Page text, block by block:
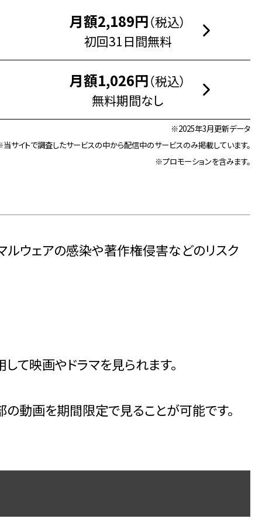
月額2,189円（税込）
初回31日間無料
月額1,026円（税込）
無料期間なし
※2025年3月更新データ
サイトで調査したサービスの中から配信中のサービスのみ掲載しています。
※プロモーションを含みます。
ルウェアの感染や著作権侵害などのリスク
て映画やドラマを見られます。
動画を期間限定で見ることが可能です。